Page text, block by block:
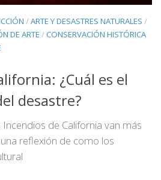
/ARTE Y DESASTRES NATURALES /
DE ARTE /CONSERVACIÓN HISTÓRICA
¿Cuál es el
desastre?
Incendios de California van más
reflexión de como los